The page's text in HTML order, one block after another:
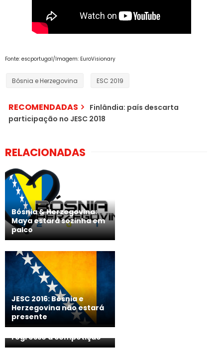
Fonte: escportugal/Imagem: EuroVisionary
Bósnia e Herzegovina ESC 2019
RECOMENDADAS
Finlândia: país descarta
participação no JESC 2018
RELACIONADAS
Bósnia & Herzegovina:
Maya estará sozinha em
palco
JESC 2016: Bósnia e
Herzegovina não estará
presente
ESC 2021: Bósnia e
Herzegovina descarta
regresso à competição